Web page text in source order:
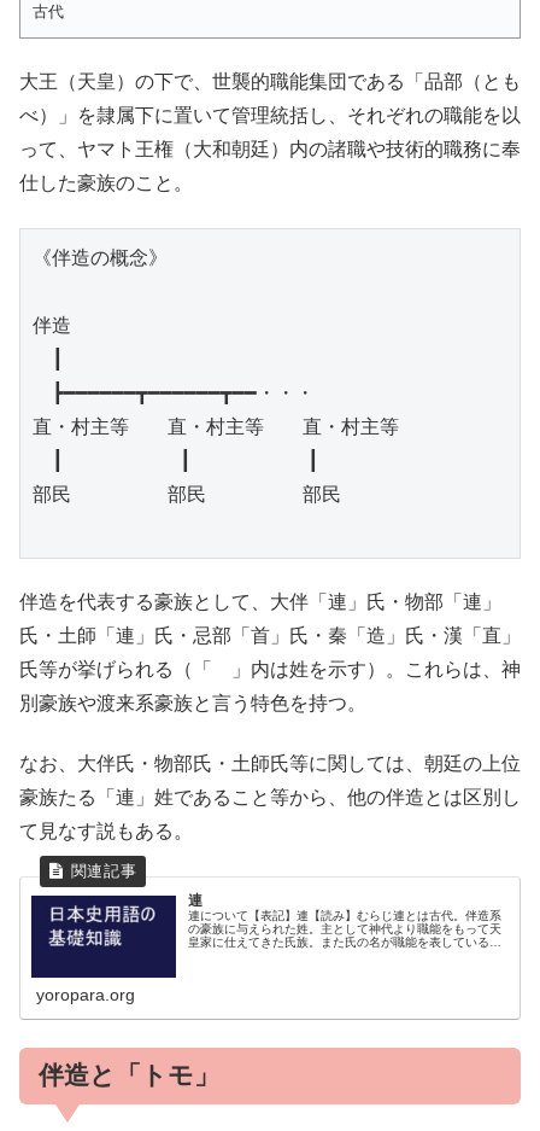
古代
大王（天皇）の下で、世襲的職能集団である「品部（とも
べ）」を隷属下に置いて管理統括し、それぞれの職能を以
って、ヤマト王権（大和朝廷）内の諸職や技術的職務に奉
仕した豪族のこと。
《伴造の概念》
伴造
┣━━━━━━┳━━━━━━┳━━・・・
直・村主等　　直・村主等　　直・村主等
部民　　　　　部民　　　　　部民
伴造を代表する豪族として、大伴「連」氏・物部「連」
氏・土師「連」氏・忌部「首」氏・秦「造」氏・漢「直」
氏等が挙げられる（「 」内は姓を示す）。これらは、神
別豪族や渡来系豪族と言う特色を持つ。
なお、大伴氏・物部氏・土師氏等に関しては、朝廷の上位
豪族たる「連」姓であること等から、他の伴造とは区別し
て見なす説もある。
連
連について【表記】連【読み】むらじ連とは古代。伴造系
の豪族に与えられた姓。主として神代より職能をもって天
皇家に仕えてきた氏族。また氏の名が職能を表している場
yoropara.org
伴造と「トモ」